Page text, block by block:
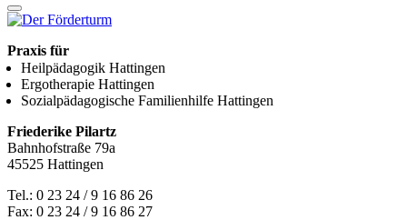
Praxis für
Heilpädagogik Hattingen
Ergotherapie Hattingen
Sozialpädagogische Familienhilfe Hattingen
Friederike Pilartz
Bahnhofstraße 79a
45525 Hattingen
Tel.: 0 23 24 / 9 16 86 26
Fax: 0 23 24 / 9 16 86 27